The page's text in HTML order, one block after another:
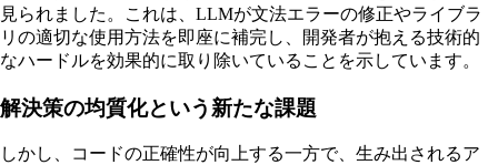
見られました。これは、LLMが文法エラーの修正やライブラ
リの適切な使用方法を即座に補完し、開発者が抱える技術的
なハードルを効果的に取り除いていることを示しています。
解決策の均質化という新たな課題
しかし、コードの正確性が向上する一方で、生み出されるア